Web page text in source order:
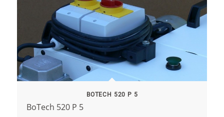
BOTECH 520 P 5
BoTech 520 P 5